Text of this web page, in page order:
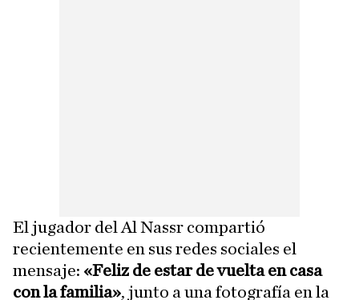
El jugador del Al Nassr compartió
recientemente en sus redes sociales el
mensaje: «Feliz de estar de vuelta en casa
con la familia», junto a una fotografía en la